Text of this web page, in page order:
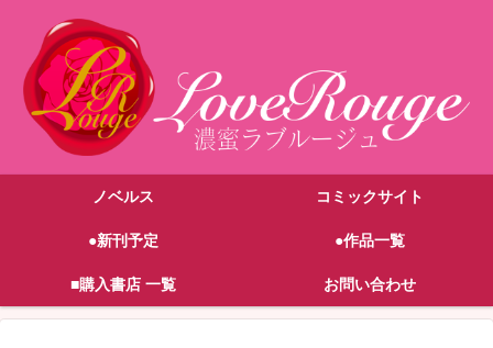
ノベルス コミックサイト
●新刊予定 ●作品一覧
■購入書店 一覧 お問い合わせ